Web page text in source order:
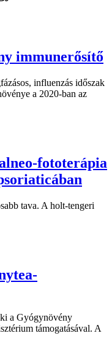
immunerősítő
influenzás időszak
a 2020-ban az
fototerápia
tava. A holt-tengeri
a Gyógynövény
támogatásával. A